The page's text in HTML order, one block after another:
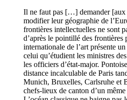
Il ne faut pas […] demander [aux
modifier leur géographie de
frontières intellectuelles ne sont
d’après le pointillé des frontières
internationale de l’art présente
celui qu’étudient les ministres
les officiers d’état-major.
distance incalculable de Paris
Munich, Bruxelles, Carlsruhe et
chefs-lieux de canton d’un